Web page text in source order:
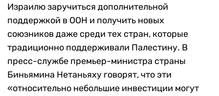
Израилю заручиться дополнительной
поддержкой в ООН и получить новых
союзников даже среди тех стран, которые
традиционно поддерживали Палестину. В
пресс-службе премьер-министра страны
Биньямина Нетаньяху говорят, что эти
«относительно небольшие инвестиции могут